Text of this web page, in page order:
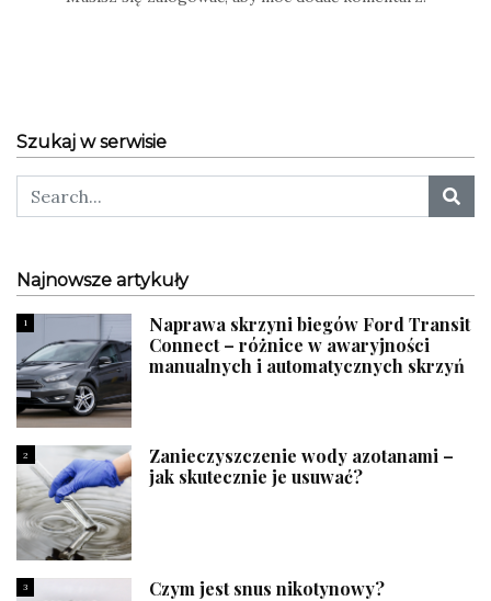
Szukaj w serwisie
Najnowsze artykuły
1
Naprawa skrzyni biegów Ford Transit
Connect – różnice w awaryjności
manualnych i automatycznych skrzyń
2
Zanieczyszczenie wody azotanami –
jak skutecznie je usuwać?
3 Czym jest snus nikotynowy?